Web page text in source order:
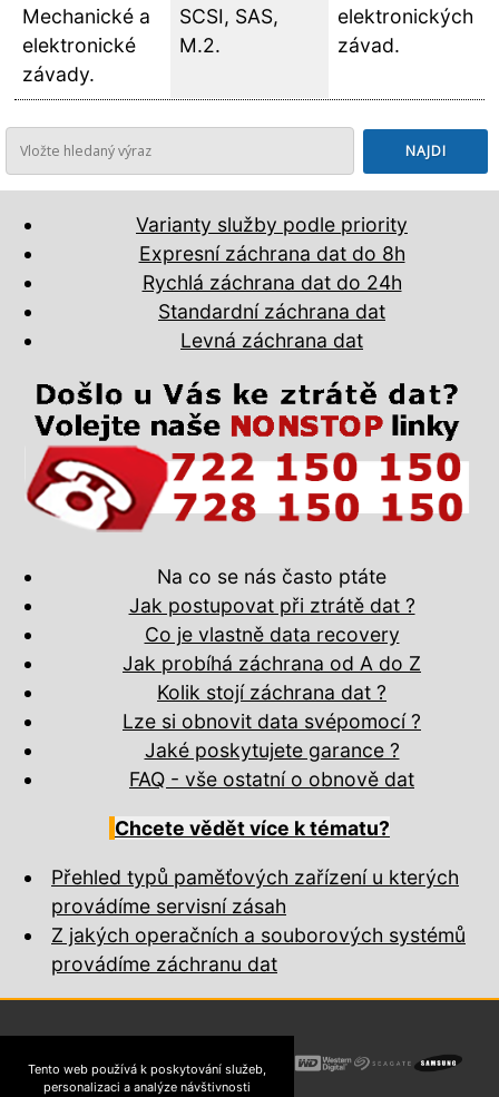
Tento web používá k poskytování služeb,
personalizaci a analýze návštivnosti
Mechanické a
elektronické
závady.
SCSI, SAS,
M.2.
elektronických
závad.
Varianty služby podle priority
Expresní záchrana dat do 8h
Rychlá záchrana dat do 24h
Standardní záchrana dat
Levná záchrana dat
Na co se nás často ptáte
Jak postupovat při ztrátě dat ?
Co je vlastně data recovery
Jak probíhá záchrana od A do Z
Kolik stojí záchrana dat ?
Lze si obnovit data svépomocí ?
Jaké poskytujete garance ?
FAQ - vše ostatní o obnově dat
Chcete vědět více k tématu?
Přehled typů paměťových zařízení u kterých
provádíme servisní zásah
Z jakých operačních a souborových systémů
provádíme záchranu dat